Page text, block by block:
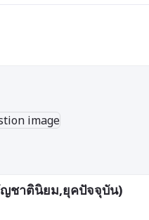
ชาตินิยม,ยุคปัจจุบัน)